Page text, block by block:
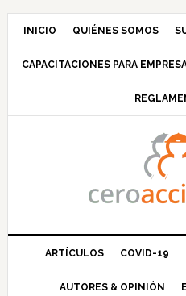
Saltar
navegación
Saltar
principal
Saltar
barra
principal
Saltar
INICIO QUIÉNES SOMOS
CAPACITACIONES PARA
ARTÍCULOS COVID-19
AUTORES & OPINIÓN